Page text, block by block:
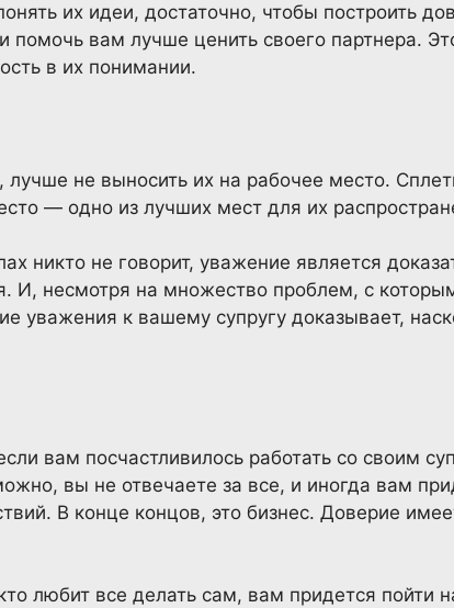
их идеи, достаточно, чтобы построить
вам лучше ценить своего партнера.
в их понимании.
не выносить их на рабочее место.
— одно из лучших мест для их
никто не говорит, уважение является
И, несмотря на множество проблем, с
уважения к вашему супругу доказывает,
вам посчастливилось работать со своим
вы не отвечаете за все, и иногда вам
В конце концов, это бизнес. Доверие
любит все делать сам, вам придется пойти